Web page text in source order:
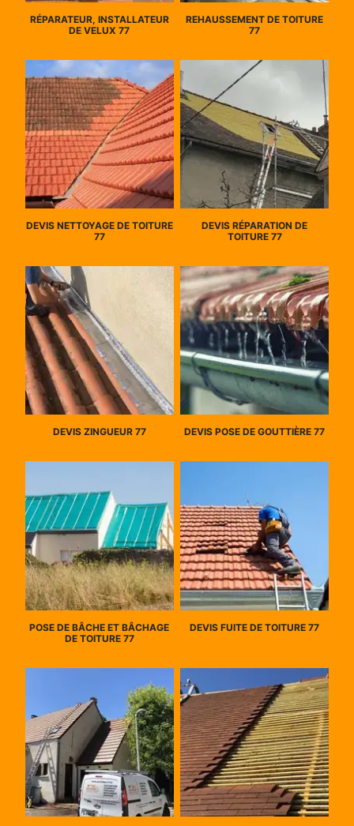
RÉPARATEUR, INSTALLATEUR
DE VELUX 77
REHAUSSEMENT DE TOITURE
77
DEVIS NETTOYAGE DE TOITURE
77
DEVIS RÉPARATION DE
TOITURE 77
DEVIS ZINGUEUR 77 DEVIS POSE DE GOUTTIÈRE 77
POSE DE BÂCHE ET BÂCHAGE
DE TOITURE 77
DEVIS FUITE DE TOITURE 77